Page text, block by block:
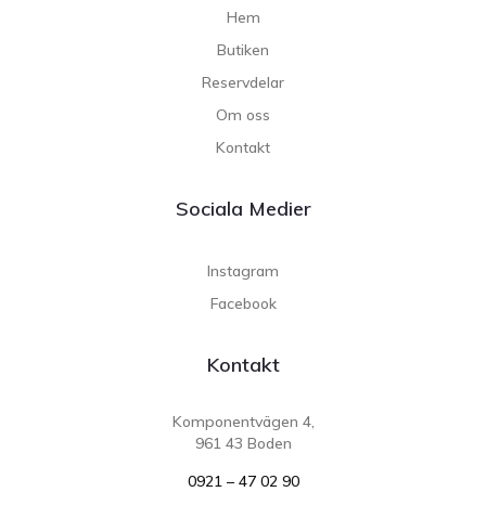
Hem
Butiken
Reservdelar
Om oss
Kontakt
Sociala Medier
Instagram
Facebook
Kontakt
Komponentvägen 4,
961 43 Boden
0921 – 47 02 90